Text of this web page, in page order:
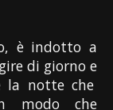
è indotto a
di giorno e
la notte che
modo che